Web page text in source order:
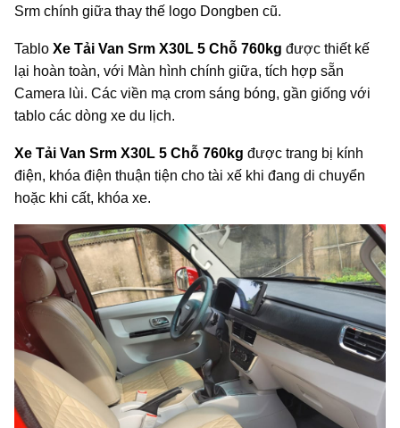
Srm chính giữa thay thế logo Dongben cũ.
Tablo Xe Tải Van Srm X30L 5 Chỗ 760kg được thiết kế
lại hoàn toàn, với Màn hình chính giữa, tích hợp sẵn
Camera lùi. Các viền mạ crom sáng bóng, gần giống với
tablo các dòng xe du lịch.
Xe Tải Van Srm X30L 5 Chỗ 760kg được trang bị kính
điện, khóa điện thuận tiện cho tài xế khi đang di chuyển
hoặc khi cất, khóa xe.